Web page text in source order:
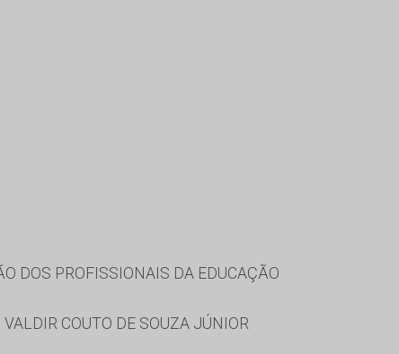
DOS PROFISSIONAIS DA EDUCAÇÃO
COUTO DE SOUZA JÚNIOR